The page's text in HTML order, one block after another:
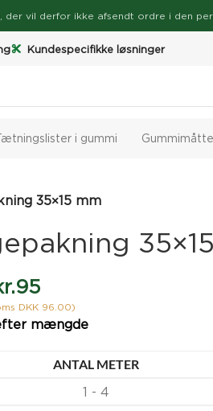
der vil derfor ikke afsendt ordre i den
Kundespecifikke løsninger
i gummi
35×15 mm
95
DKK 96.00)
mængde
ANTAL METER
1 - 4